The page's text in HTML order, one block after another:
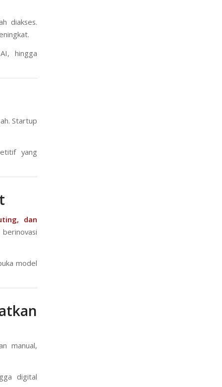
diakses.
hingga
Startup
yang
dan
model
manual,
digital